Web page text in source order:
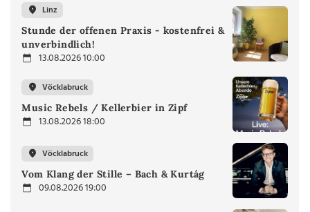
Linz
Stunde der offenen Praxis - kostenfrei &
unverbindlich!
13.08.2026 10:00
Vöcklabruck
Music Rebels / Kellerbier in Zipf
13.08.2026 18:00
Vöcklabruck
Vom Klang der Stille – Bach & Kurtág
09.08.2026 19:00